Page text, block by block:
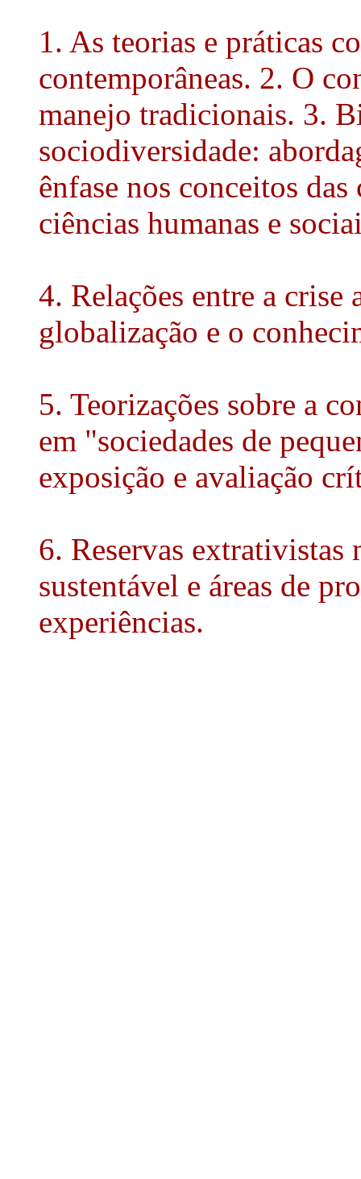
1. As teorias e práticas
contemporâneas. 2. O
manejo tradicionais. 3.
sociodiversidade:
ênfase nos conceitos
ciências humanas e
4. Relações entre a
globalização e o
5. Teorizações sobre a
em "sociedades de
exposição e avaliação
6. Reservas extrativistas
sustentável e áreas de
experiências.